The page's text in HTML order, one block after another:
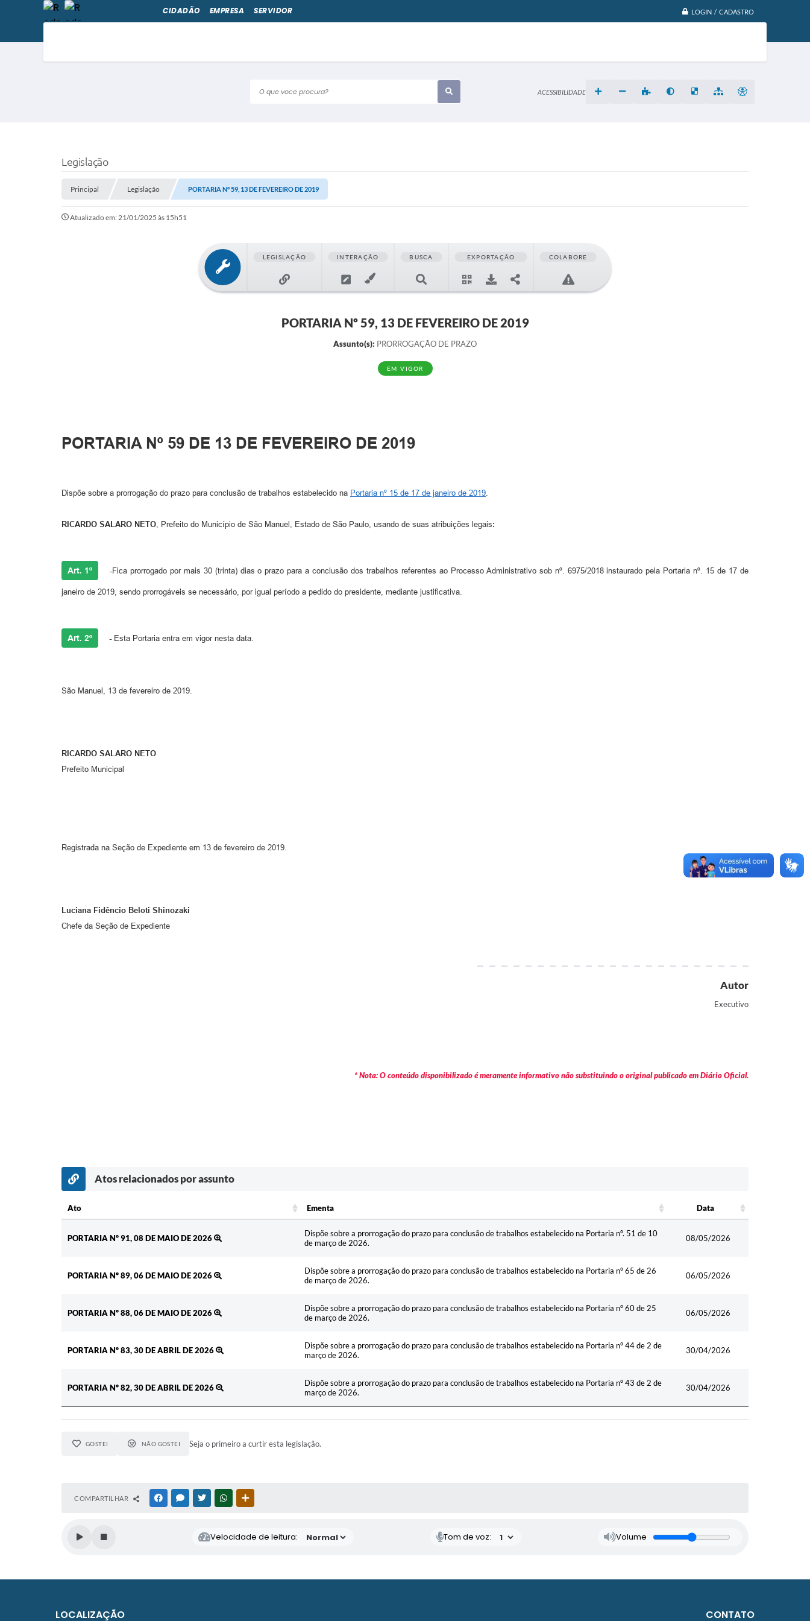
LOGIN / CADASTRO
O que voce procura?
CIDADÃO EMPRESA SERVIDOR
ACESSIBILIDADE
Legislação
Principal Legislação PORTARIA Nº 59, 13 DE FEVEREIRO DE 2019
Atualizado em: 21/01/2025 às 15h51
LEGISLAÇÃO INTERAÇÃO BUSCA EXPORTAÇÃO COLABORE
PORTARIA Nº 59, 13 DE FEVEREIRO DE 2019
Assunto(s): PRORROGAÇÃO DE PRAZO
EM VIGOR
PORTARIA Nº 59 DE 13 DE FEVEREIRO DE 2019
Dispõe sobre a prorrogação do prazo para conclusão de trabalhos estabelecido na Portaria nº 15 de 17 de janeiro de 2019
RICARDO SALARO NETO , Prefeito do Município de São Manuel, Estado de São Paulo, usando de suas atribuições legais:
Art. 1º -Fica prorrogado por mais 30 (trinta) dias o prazo para a conclusão dos trabalhos referentes ao Processo Administrativo sob nº. 6975/2018 instaurado pela Portaria nº. 15 de 17 de
janeiro de 2019, sendo prorrogáveis se necessário, por igual período a pedido do presidente, mediante justificativa.
Art. 2º -Esta Portaria entra em vigor nesta data.
São Manuel, 13 de fevereiro de 2019.
RICARDO SALARO NETO
Prefeito Municipal
Registrada na Seção de Expediente em 13 de fevereiro de 2019.
Luciana Fidêncio Beloti Shinozaki
Chefe da Seção de Expediente
Autor
Executivo
* Nota: O conteúdo disponibilizado é meramente informativo não substituindo o original publicado em Diário Oficial.
Atos relacionados por assunto
Ato Ementa
Data
PORTARIA Nº 91, 08 DE MAIO DE 2026
Dispõe sobre a prorrogação do prazo para conclusão de trabalhos estabelecido na Portaria nº. 51 de 10
de março de 2026.
08/05/2026
PORTARIA Nº 89, 06 DE MAIO DE 2026
Dispõe sobre a prorrogação do prazo para conclusão de trabalhos estabelecido na Portaria nº 65 de 26
de março de 2026.
06/05/2026
PORTARIA Nº 88, 06 DE MAIO DE 2026
Dispõe sobre a prorrogação do prazo para conclusão de trabalhos estabelecido na Portaria nº 60 de 25
de março de 2026.
06/05/2026
PORTARIA Nº 83, 30 DE ABRIL DE 2026
Dispõe sobre a prorrogação do prazo para conclusão de trabalhos estabelecido na Portaria nº 44 de 2 de
março de 2026.
30/04/2026
PORTARIA Nº 82, 30 DE ABRIL DE 2026
Dispõe sobre a prorrogação do prazo para conclusão de trabalhos estabelecido na Portaria nº 43 de 2 de
março de 2026.
30/04/2026
GOSTEI NÃO GOSTEI Seja o primeiro a curtir esta legislação.
COMPARTILHAR FACEBOOKMESSENGER
TWITTERWHATSAPP
Velocidade de leitura: Tom de voz: Volume
LOCALIZAÇÃO CONTATO